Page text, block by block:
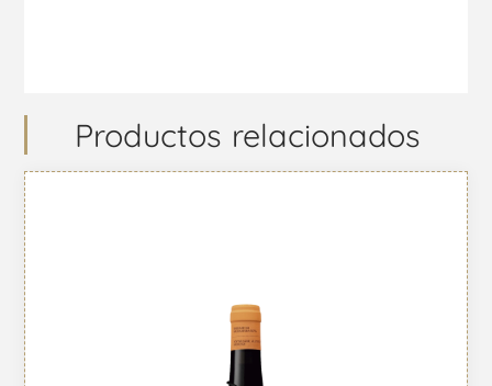
Productos relacionados